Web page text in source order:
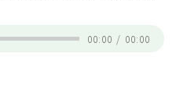
00:00 / 00:00